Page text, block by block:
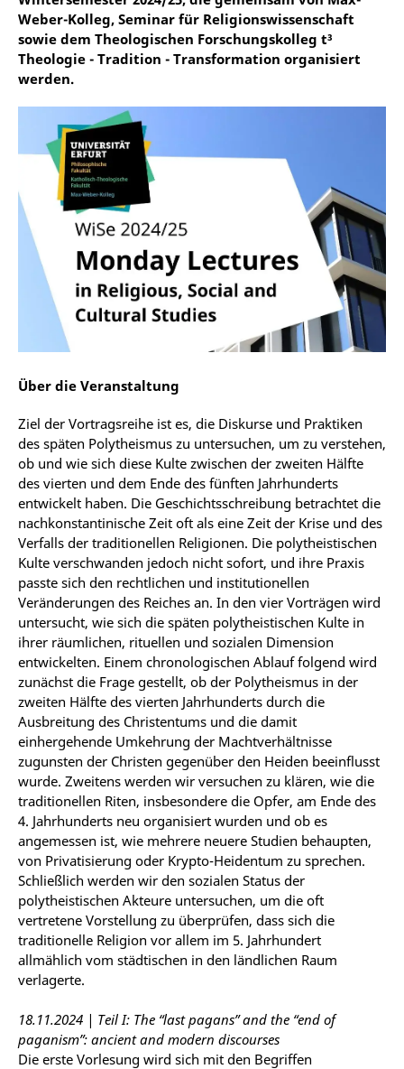
Weber-Kolleg, Seminar für Religionswissenschaft
sowie dem Theologischen Forschungskolleg t³
Theologie - Tradition - Transformation organisiert
werden.
Über die Veranstaltung
Ziel der Vortragsreihe ist es, die Diskurse und Praktiken
des späten Polytheismus zu untersuchen, um zu verstehen,
ob und wie sich diese Kulte zwischen der zweiten Hälfte
des vierten und dem Ende des fünften Jahrhunderts
entwickelt haben. Die Geschichtsschreibung betrachtet die
nachkonstantinische Zeit oft als eine Zeit der Krise und des
Verfalls der traditionellen Religionen. Die polytheistischen
Kulte verschwanden jedoch nicht sofort, und ihre Praxis
passte sich den rechtlichen und institutionellen
Veränderungen des Reiches an. In den vier Vorträgen wird
untersucht, wie sich die späten polytheistischen Kulte in
ihrer räumlichen, rituellen und sozialen Dimension
entwickelten. Einem chronologischen Ablauf folgend wird
zunächst die Frage gestellt, ob der Polytheismus in der
zweiten Hälfte des vierten Jahrhunderts durch die
Ausbreitung des Christentums und die damit
einhergehende Umkehrung der Machtverhältnisse
zugunsten der Christen gegenüber den Heiden beeinflusst
wurde. Zweitens werden wir versuchen zu klären, wie die
traditionellen Riten, insbesondere die Opfer, am Ende des
4. Jahrhunderts neu organisiert wurden und ob es
angemessen ist, wie mehrere neuere Studien behaupten,
von Privatisierung oder Krypto-Heidentum zu sprechen.
Schließlich werden wir den sozialen Status der
polytheistischen Akteure untersuchen, um die oft
vertretene Vorstellung zu überprüfen, dass sich die
traditionelle Religion vor allem im 5. Jahrhundert
allmählich vom städtischen in den ländlichen Raum
verlagerte.
18.11.2024 | Teil I: The “last pagans” and the “end of
paganism”: ancient and modern discourses
Die erste Vorlesung wird sich mit den Begriffen